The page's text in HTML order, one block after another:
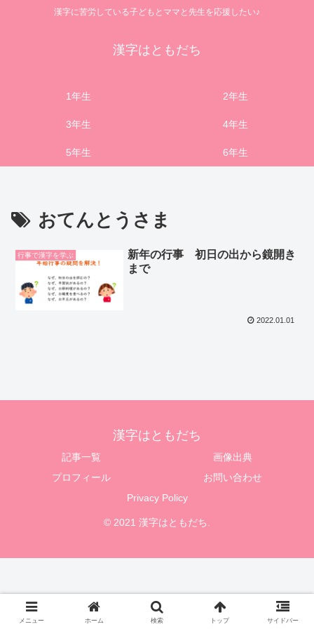
漢字に苦労している子どもとママと先生を応援したい♪
漢字はともだち
1年生 2年生
3年生 4年生
5年生 6年生
おてんとうさま
行事で漢字を学ぶ
新年の行事 初日の出から鏡開き
まで
2022.01.01
漢字はともだち
記事一覧
画像出典
プロフィール
お問い合わせ
Privacy Policy
© 2021 漢字はともだち.
メニュー ホーム 検索 トップ サイドバー